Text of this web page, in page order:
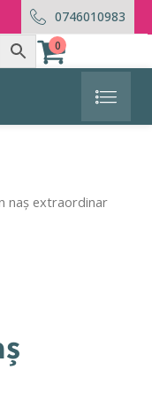
0746010983
0
naș extraordinar